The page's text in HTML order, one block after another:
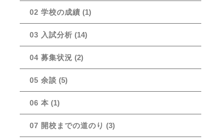
02 学校の成績 (1)
03 入試分析 (14)
04 募集状況 (2)
05 余談 (5)
06 本 (1)
07 開校までの道のり (3)